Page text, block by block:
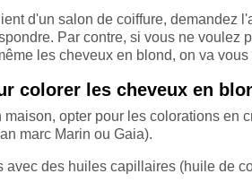
d'un salon de coiffure, demandez
Par contre, si vous ne voulez
les cheveux en blond, on va
colorer les cheveux en
maison, opter pour les colorations en
marc Marin ou Gaia).
avec des huiles capillaires (huile de